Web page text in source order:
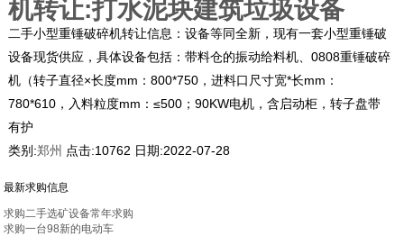
机转让:打水泥块建筑垃圾设备
二手小型重锤破碎机转让信息：设备等同全新，现有一套小型重锤破
设备现货供应，具体设备包括：带料仓的振动给料机、0808重锤破碎
机（转子直径×长度mm：800*750，进料口尺寸宽*长mm：
780*610，入料粒度mm：≤500；90KW电机，含启动柜，转子盘带
有护
类别:郑州 点击:10762 日期:2022-07-28
最新求购信息
求购二手选矿设备常年求购
求购一台98新的电动车